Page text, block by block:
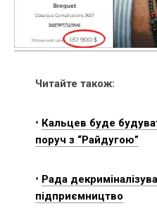
Читайте також:
• Кальцев буде
поруч з “Райдугою”
• Рада
підприємництво